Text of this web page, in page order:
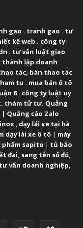
gao . tranh gao . tư
kế web . công ty
. tư vấn luật giao
thành lập doanh
tác, bàn thao tác
tu . mua bán ô tô
6. công ty luật uy
. thám tử tư. Quảng
| Quảng cáo Zalo
, dạy lái xe tại hà
dạy lái xe ô tô | máy
sapito | tủ bảo
đai, sang tên sổ đỏ,
tư vấn doanh nghiệp,